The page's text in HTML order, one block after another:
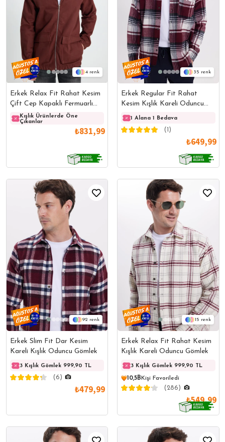
4
Erkek Relax Fit Rahat Kesim
Çift Cep Kapaklı Fermuarlı
Beli Lastikli Düz Bordo Ceket
Mont Gömlek
Kışlık Ürünlerde Öne
Çıkanlar
Kışlık Ürünlerde Öne
Çıkanlar
₺831,99
35
Erkek Regular Fit Rahat
Kesim Kışlık Kareli Oduncu
Gömlek
1 Alana 1 Bedava
(1)
₺649,99
92
Erkek Slim Fit Dar Kesim
Kareli Kışlık Oduncu Gömlek
3 Kışlık Gömlek 999,90 TL 3 Kışlık Gömlek 999,90 TL
(6)
₺479,99
15
Erkek Relax Fit Rahat Kesim
Kışlık Kareli Oduncu Gömlek
3 Kışlık Gömlek 999,90 TL
10,5B Kişi Favoriledi
(286)
₺549,99